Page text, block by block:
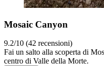
Mosaic Canyon
9.2/10 (42 recensioni)
Fai un salto alla scoperta di
centro di Valle della Morte.